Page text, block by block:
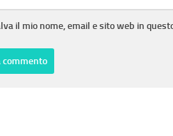
il mio nome, email e sito web in